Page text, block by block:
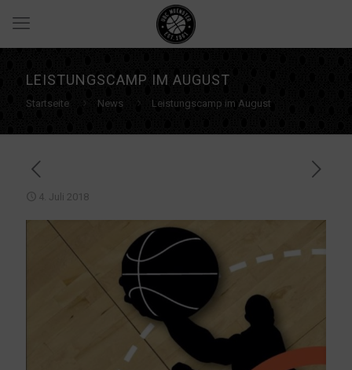
LEISTUNGSCAMP IM AUGUST
Startseite News Leistungscamp im August
4. Juli 2018